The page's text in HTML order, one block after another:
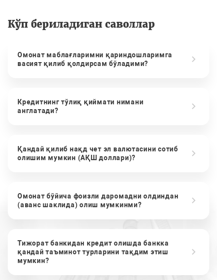
Кўп бериладиган саволлар
Омонат маблағларимни қариндошларимга
васият қилиб қолдирсам бўладими?
Кредитнинг тўлиқ қиймати нимани
англатади?
Қандай қилиб нақд чет эл валютасини сотиб
олишим мумкин (АҚШ доллари)?
Омонат бўйича фоизли даромадни олдиндан
(аванс шаклида) олиш мумкинми?
Тижорат банкидан кредит олишда банкка
қандай таъминот турларини тақдим этиш
мумкин?